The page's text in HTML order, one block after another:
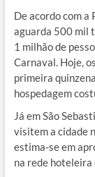
De acordo com
aguarda 500 mil
1 milhão de
Carnaval. Hoje,
primeira
hospedagem
Já em São
visitem a cidade
estima-se em
na rede hoteleira